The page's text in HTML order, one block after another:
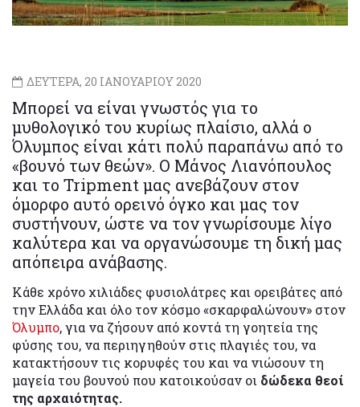
ΔΕΥΤΕΡΑ, 20 ΙΑΝΟΥΑΡΙΟΥ 2020
Μπορεί να είναι γνωστός για το
μυθολογικό του κυρίως πλαίσιο, αλλά ο
Όλυμπος είναι κάτι πολύ παραπάνω από το
«βουνό των θεών». Ο Μάνος Λιανόπουλος
και το Tripment μας ανεβάζουν στον
όμορφο αυτό ορεινό όγκο και μας τον
συστήνουν, ώστε να τον γνωρίσουμε λίγο
καλύτερα και να οργανώσουμε τη δική μας
απόπειρα ανάβασης.
Κάθε χρόνο χιλιάδες φυσιολάτρες και ορειβάτες από
την Ελλάδα και όλο τον κόσμο «σκαρφαλώνουν» στον
Όλυμπο, για να ζήσουν από κοντά τη γοητεία της
φύσης του, να περιηγηθούν στις πλαγιές του, να
κατακτήσουν τις κορυφές του και να νιώσουν τη
μαγεία του βουνού που κατοικούσαν οι δώδεκα θεοί
της αρχαιότητας.